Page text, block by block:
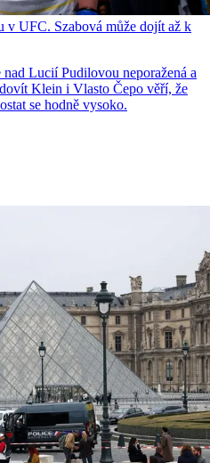
UFC. Szabová může dojít až k
Lucií Pudilovou neporažená a
Klein i Vlasto Čepo věří, že
se hodně vysoko.